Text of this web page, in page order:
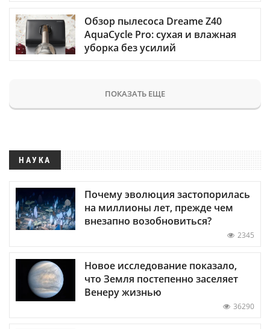
Обзор пылесоса Dreame Z40
AquaCycle Pro: сухая и влажная
уборка без усилий
ПОКАЗАТЬ ЕЩЕ
НАУКА
Почему эволюция застопорилась
на миллионы лет, прежде чем
внезапно возобновиться?
2345
Новое исследование показало,
что Земля постепенно заселяет
Венеру жизнью
36290